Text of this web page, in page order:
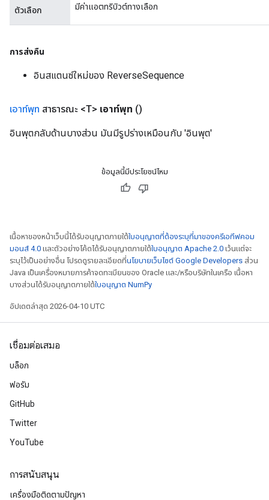
ตัวเลือก มีค่าแอตทริบิวต์ทางเลือก
การส่งคืน
อินสแตนซ์ใหม่ของ ReverseSequence
เอาท์พุท สาธารณะ <T> เอาท์พุท ()
อินพุตกลับด้านบางส่วน มันมีรูปร่างเหมือนกับ 'อินพุต'
ข้อมูลนี้มีประโยชน์ไหม
เนื้อหาของหน้าเว็บนี้ได้รับอนุญาตภายใต้ใบอนุญาตที่ต้องระบุที่มาของครีเอทีฟคอม
มอนส์ 4.0 และตัวอย่างโค้ดได้รับอนุญาตภายใต้ใบอนุญาต Apache 2.0 เว้นแต่จะ
ระบุไว้เป็นอย่างอื่น โปรดดูรายละเอียดที่นโยบายเว็บไซต์ Google Developers ส่วน
Java เป็นเครื่องหมายการค้าจดทะเบียนของ Oracle และ/หรือบริษัทในเครือ เนื้อหา
บางส่วนได้รับอนุญาตภายใต้ใบอนุญาต NumPy
อัปเดตล่าสุด 2026-04-10 UTC
เชื่อมต่อเสมอ
บล็อก
ฟอรัม
GitHub
Twitter
YouTube
การสนับสนุน
เครื่องมือติดตามปัญหา